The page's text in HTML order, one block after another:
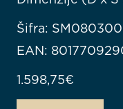
Šifra:
EAN:
1.598,75€